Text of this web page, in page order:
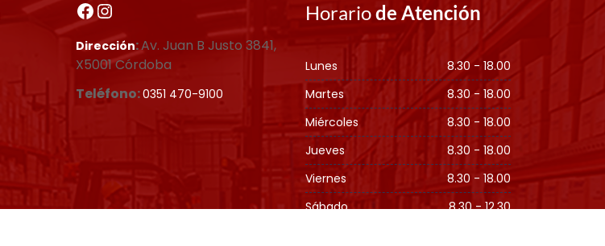
Dirección:Av. Juan B Justo 3841,
X5001 Córdoba
Teléfono:0351 470-9100
Horariode Atención
Lunes
8.30 - 18.00
Martes
8.30 - 18.00
Miércoles
8.30 - 18.00
Jueves
8.30 - 18.00
Viernes
8.30 - 18.00
Sábado
8.30 - 12.30